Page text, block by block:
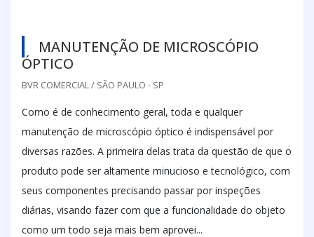
MANUTENÇÃO DE MICROSCÓPIO
ÓPTICO
BVR COMERCIAL / SÃO PAULO - SP
Como é de conhecimento geral, toda e qualquer
manutenção de microscópio óptico é indispensável por
diversas razões. A primeira delas trata da questão de que o
produto pode ser altamente minucioso e tecnológico, com
seus componentes precisando passar por inspeções
diárias, visando fazer com que a funcionalidade do objeto
como um todo seja mais bem aprovei...